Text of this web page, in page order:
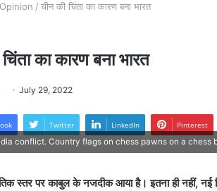
Opinion / चीन की चिंता का कारण बना भारत
का कारण बना भारत
July 29, 2022
Twitter LinkedIn Pinterest
conflict. Country flags on chess pawns on a chess
स्तर पर काबुल के नजदीक आया है। इतना ही नहीं, नई